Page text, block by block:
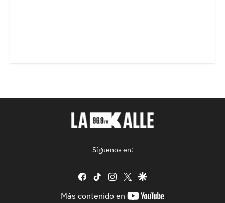
Síguenos en:
facebook
tiktok instagram
twittergoogle
Más contenido en
youtube-